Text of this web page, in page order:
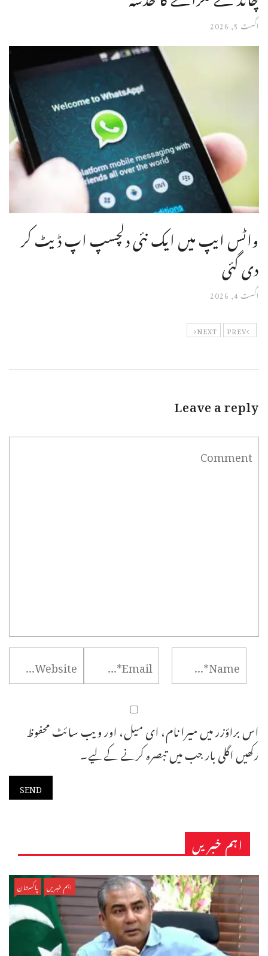
اگست 5, 2026
واٹس ایپ میں ایک نئی دلچسپ اپ ڈیٹ کر
دی گئی
اگست 4, 2026
PREV
NEXT
Leave a reply
اس براؤزر میں میرا نام، ای میل، اور ویب سائٹ محفوظ
رکھیں اگلی بار جب میں تبصرہ کرنے کےلیے۔
اہم خبریں
اہم خبریں پاکستان